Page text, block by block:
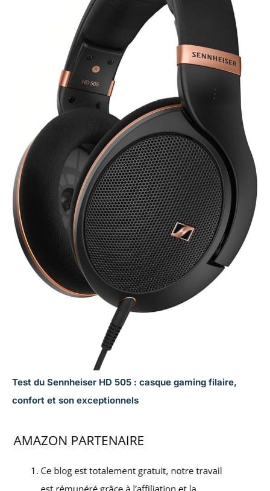
Test du Sennheiser HD 505 : casque gaming filaire,
confort et son exceptionnels